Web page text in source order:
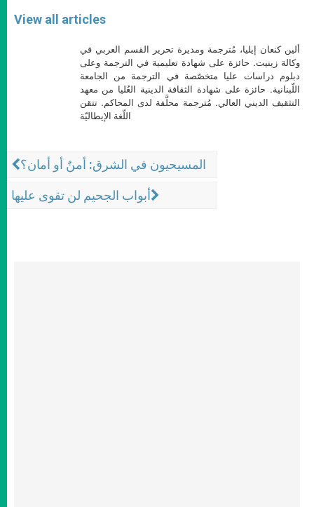
View all articles
ألين كنعان إيليا، مُترجمة ومديرة تحرير القسم العربي في
وكالة زينيت. حائزة على شهادة تعليمية في الترجمة وعلى
دبلوم دراسات عليا متخصّصة في الترجمة من الجامعة
اللّبنانية. حائزة على شهادة الثقافة الدينية العُليا من معهد
التثقيف الديني العالي. مُترجمة محلَّفة لدى المحاكم. تتقن
اللّغة الإيطاليّة
المسيحيون في الشرق: أمنٌ أو أمان؟
أبواب الجحيم لن تقوى عليها